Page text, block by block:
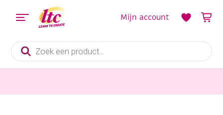
Producten
zoeken
Mijn account